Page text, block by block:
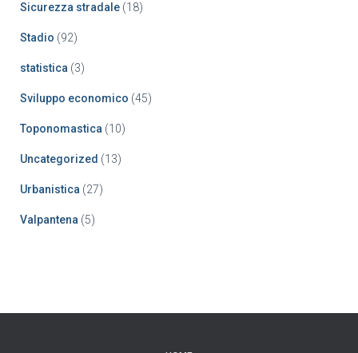
Sicurezza stradale (18)
Stadio (92)
statistica (3)
Sviluppo economico (45)
Toponomastica (10)
Uncategorized (13)
Urbanistica (27)
Valpantena (5)